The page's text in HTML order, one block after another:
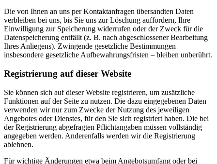
Die von Ihnen an uns per Kontaktanfragen übersandten Daten
verbleiben bei uns, bis Sie uns zur Löschung auffordern, Ihre
Einwilligung zur Speicherung widerrufen oder der Zweck für die
Datenspeicherung entfällt (z. B. nach abgeschlossener Bearbeitung
Ihres Anliegens). Zwingende gesetzliche Bestimmungen –
insbesondere gesetzliche Aufbewahrungsfristen – bleiben unberührt.
Registrierung auf dieser Website
Sie können sich auf dieser Website registrieren, um zusätzliche
Funktionen auf der Seite zu nutzen. Die dazu eingegebenen Daten
verwenden wir nur zum Zwecke der Nutzung des jeweiligen
Angebotes oder Dienstes, für den Sie sich registriert haben. Die bei
der Registrierung abgefragten Pflichtangaben müssen vollständig
angegeben werden. Anderenfalls werden wir die Registrierung
ablehnen.
Für wichtige Änderungen etwa beim Angebotsumfang oder bei